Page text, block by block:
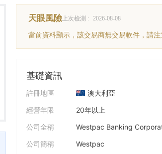
天眼風險 上次檢測 : 2026-08-08
當前資料顯示，該交易商無交易軟件，請注
基礎資訊
註冊地區
澳大利亞
經營年限
20年以上
公司全稱
公司簡稱
Westpac